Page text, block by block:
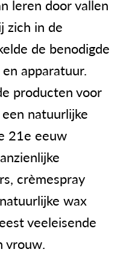
leren door vallen
zich in de
de benodigde
apparatuur.
producten voor
natuurlijke
21e eeuw
crèmespray
wax
veeleisende
vrouw.